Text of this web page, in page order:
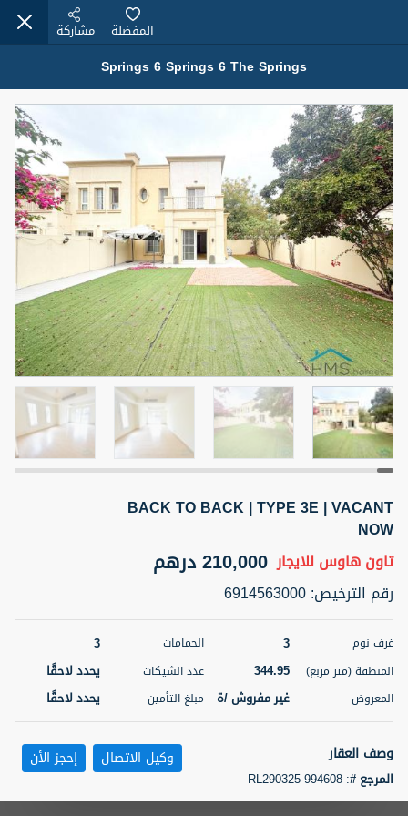
عقارات للإيجار (13750)
Modern Renovated Unit Near Marina Metro Station
شقةللإيجار 95,000 درهم
3
سرير
1
حمام
1
المنطقة (متر
مربع)
70.03
المعروض
غير مفروش /ة
الشيكات
1
اسم الوسيط
NILOOFAR ABBAS VAKIL
رقم الوسيط
أتصل الأن
5 أشهر +
ELBRUS TOWER UNIT 2701 ON RENT
شقة
سرير
1
71.39
مفروش/ ة 2
اسم الوسيط
ABDEMANAF EQBALBHAI KHANBHAI
KHANBHAI EQBALBHAI SIRAJUDDIN
أتصل
الأن
5 أشهر +
Springs 6 Springs 6 The Springs
المفضلة مشاركة
BACK TO BACK | TYPE 3E | VACANT
NOW
تاون هاوس للايجار 210,000 درهم
رقم الترخيص:
6914563000
غرف نوم 3 الحمامات 3
المنطقة (متر مربع) 344.95 عدد الشيكات يحدد لاحقًا
المعروض غير مفروش /ة مبلغ التأمين يحدد لاحقًا
وصف العقار
المرجع #:
RL290325-994608
وكيل الاتصال إحجز الأن تصفية المفضلة خريطة